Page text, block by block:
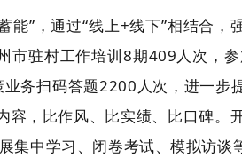
能”，通过“线上+线下”相结合，
市驻村工作培训8期409人次，
务扫码答题2200人次，进一步
容，比作风、比实绩、比口碑。
集中学习、闭卷考试、模拟访谈